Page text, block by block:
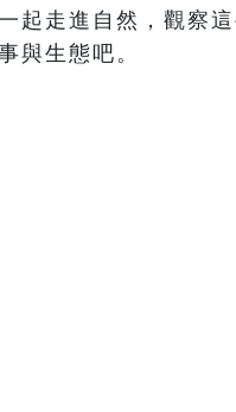
起走進自然，觀察
與生態吧。